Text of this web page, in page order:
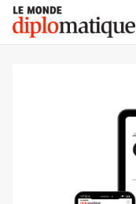
Skip
content
Le monde diplomatique